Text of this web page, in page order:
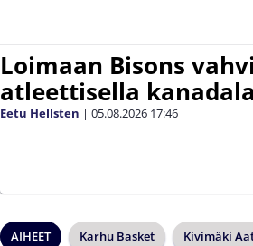
Loimaan Bisons
atleettisella
Eetu Hellsten | 05.08.2026 17:46
AIHEET Karhu Basket Kivimäki